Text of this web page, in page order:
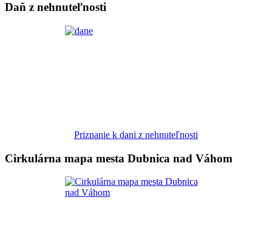
Daň z nehnuteľnosti
Priznanie k dani z nehnuteľnosti
Cirkulárna mapa mesta Dubnica nad Váhom